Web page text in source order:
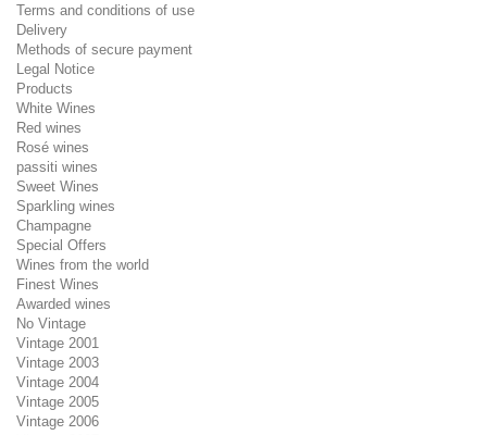
Terms and conditions of use
Delivery
Methods of secure payment
Legal Notice
Products
White Wines
Red wines
Rosé wines
passiti wines
Sweet Wines
Sparkling wines
Champagne
Special Offers
Wines from the world
Finest Wines
Awarded wines
No Vintage
Vintage 2001
Vintage 2003
Vintage 2004
Vintage 2005
Vintage 2006